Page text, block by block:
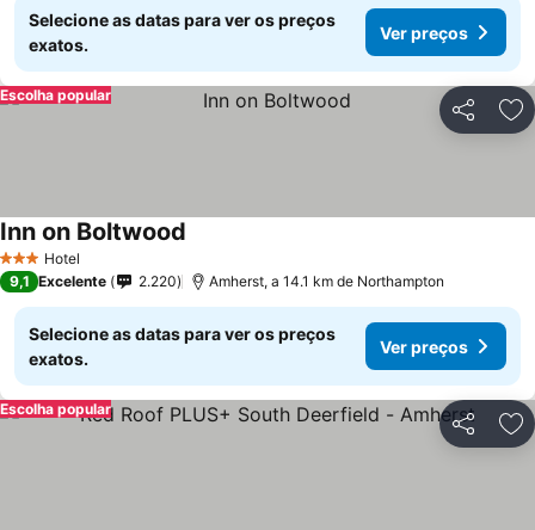
Selecione as datas para ver os preços
exatos.
Ver preços
Partilhar
Escolha popular
3 EstrelasHotel
Inn on Boltwood
9,1 Excelente 2.220 Amherst, a 14.1 km de Northampton
Selecione as datas para ver os preços
exatos.
Ver preços
Partilhar
Escolha popular